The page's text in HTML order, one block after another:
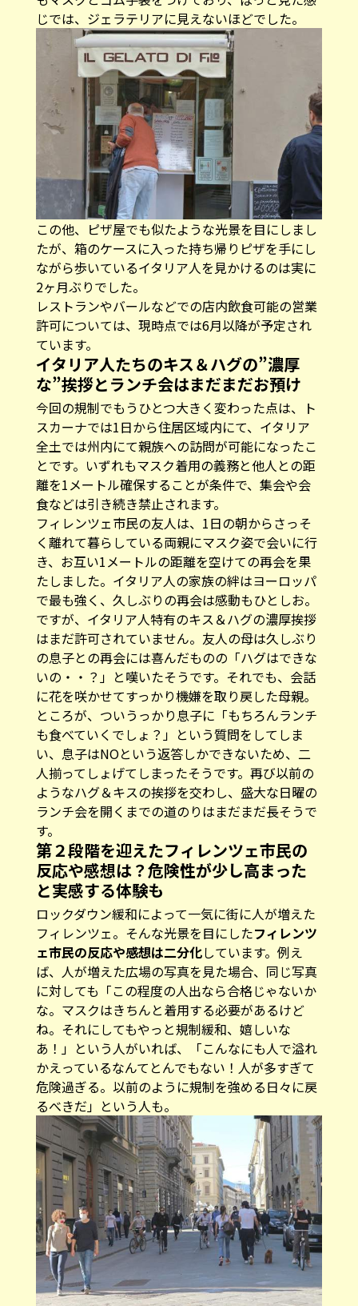
じでは、ジェラテリアに見えないほどでした。
この他、ピザ屋でも似たような光景を目にしまし
たが、箱のケースに入った持ち帰りピザを手にし
ながら歩いているイタリア人を見かけるのは実に
2ヶ月ぶりでした。
レストランやバールなどでの店内飲食可能の営業
許可については、現時点では6月以降が予定され
ています。
イタリア人たちのキス＆ハグの”濃厚
な”挨拶とランチ会はまだまだお預け
今回の規制でもうひとつ大きく変わった点は、ト
スカーナでは1日から住居区域内にて、イタリア
全土では州内にて親族への訪問が可能になったこ
とです。いずれもマスク着用の義務と他人との距
離を1メートル確保することが条件で、集会や会
食などは引き続き禁止されます。
フィレンツェ市民の友人は、1日の朝からさっそ
く離れて暮らしている両親にマスク姿で会いに行
き、お互い1メートルの距離を空けての再会を果
たしました。イタリア人の家族の絆はヨーロッパ
で最も強く、久しぶりの再会は感動もひとしお。
ですが、イタリア人特有のキス＆ハグの濃厚挨拶
はまだ許可されていません。友人の母は久しぶり
の息子との再会には喜んだものの「ハグはできな
いの・・？」と嘆いたそうです。それでも、会話
に花を咲かせてすっかり機嫌を取り戻した母親。
ところが、ついうっかり息子に「もちろんランチ
も食べていくでしょ？」という質問をしてしま
い、息子はNOという返答しかできないため、二
人揃ってしょげてしまったそうです。再び以前の
ようなハグ＆キスの挨拶を交わし、盛大な日曜の
ランチ会を開くまでの道のりはまだまだ長そうで
す。
第２段階を迎えたフィレンツェ市民の
反応や感想は？危険性が少し高まった
と実感する体験も
ロックダウン緩和によって一気に街に人が増えた
フィレンツェ。そんな光景を目にしたフィレンツ
ェ市民の反応や感想は二分化しています。例え
ば、人が増えた広場の写真を見た場合、同じ写真
に対しても「この程度の人出なら合格じゃないか
な。マスクはきちんと着用する必要があるけど
ね。それにしてもやっと規制緩和、嬉しいな
あ！」という人がいれば、「こんなにも人で溢れ
かえっているなんてとんでもない！人が多すぎて
危険過ぎる。以前のように規制を強める日々に戻
るべきだ」という人も。